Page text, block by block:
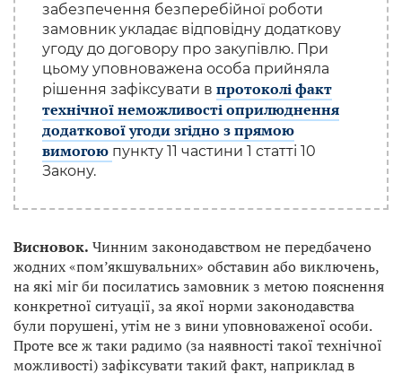
забезпечення безперебійної роботи
замовник укладає відповідну додаткову
угоду до договору про закупівлю. При
цьому уповноважена особа прийняла
рішення зафіксувати в протоколі факт
технічної неможливості оприлюднення
додаткової угоди згідно з прямою
вимогою пункту 11 частини 1 статті 10
Закону.
Висновок. Чинним законодавством не передбачено
жодних «пом’якшувальних» обставин або виключень,
на які міг би посилатись замовник з метою пояснення
конкретної ситуації, за якої норми законодавства
були порушені, утім не з вини уповноваженої особи.
Проте все ж таки радимо (за наявності такої технічної
можливості) зафіксувати такий факт, наприклад в